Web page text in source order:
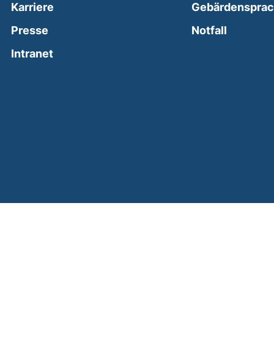
Karriere
Presse
Intranet(external link, opens in a new window)
Notfall